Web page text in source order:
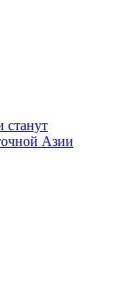
станут
Азии